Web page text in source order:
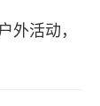
外活动，